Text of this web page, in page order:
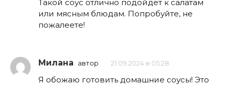
Такой соус отлично подойдет к салатам
или мясным блюдам. Попробуйте, не
пожалеете!
Милана автор 21.09.2024 в 05:28
Я обожаю готовить домашние соусы! Это